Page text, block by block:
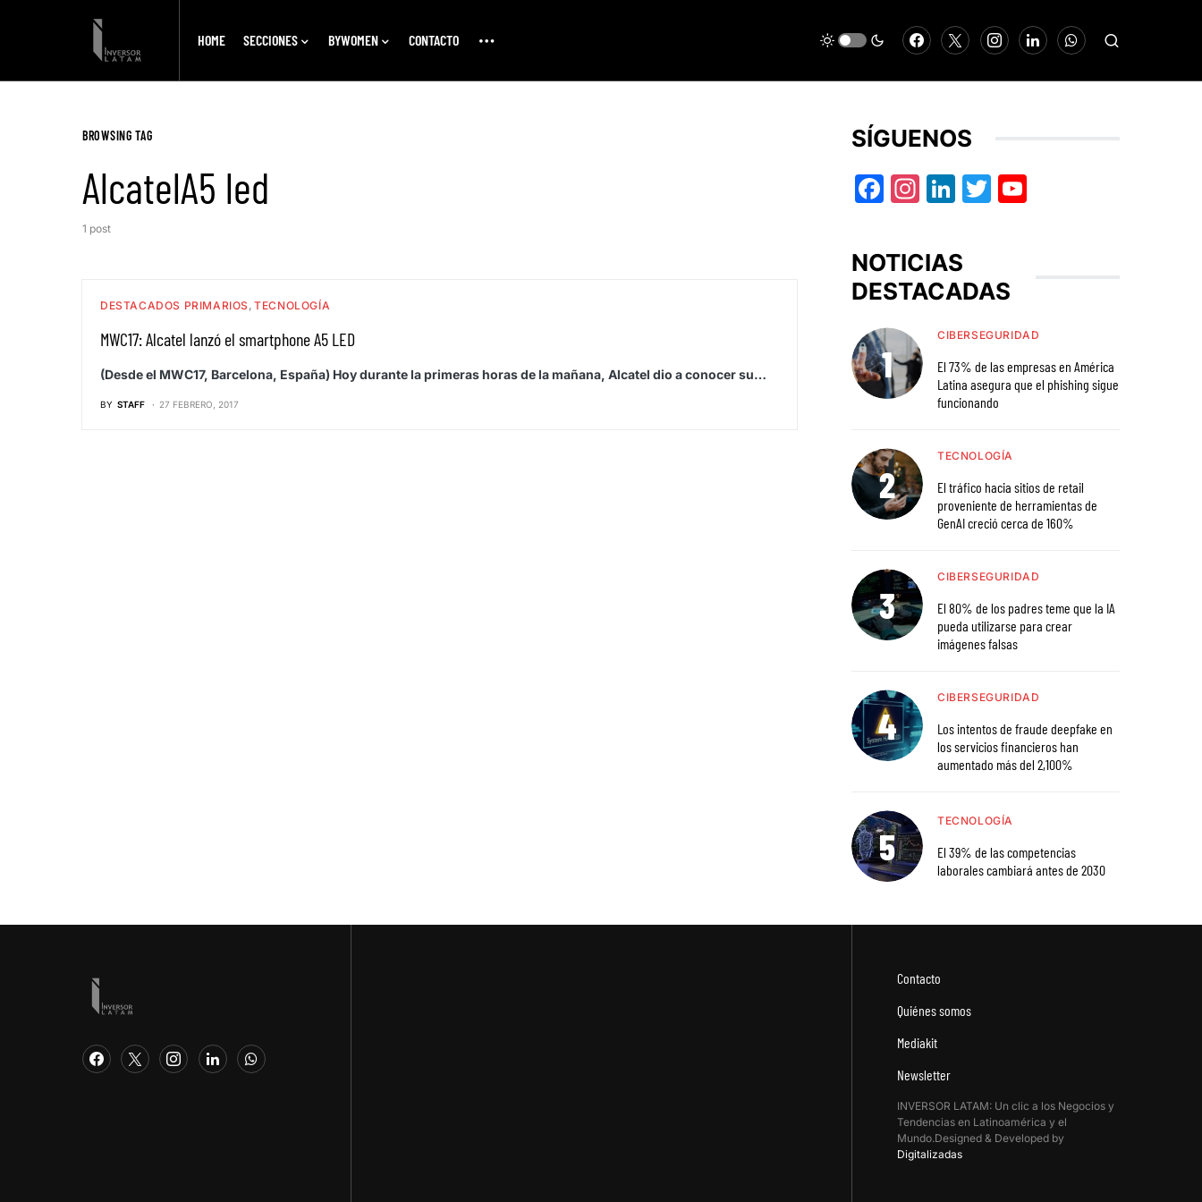
HOME SECCIONES BYWOMEN CONTACTO
BROWSING TAG
AlcatelA5 led
1 post
DESTACADOS PRIMARIOS TECNOLOGÍA
MWC17: Alcatel lanzó el smartphone A5 LED
(Desde el MWC17, Barcelona, España) Hoy durante la primeras horas de la mañana, Alcatel dio a conocer su…
BY STAFF 27 FEBRERO, 2017
SÍGUENOS
Facebook
Instagram
LinkedIn
Twitter
NOTICIAS
DESTACADAS
CIBERSEGURIDAD
El 73% de las empresas en América
Latina asegura que el phishing sigue
funcionando
TECNOLOGÍA
El tráfico hacia sitios de retail
proveniente de herramientas de
GenAI creció cerca de 160%
CIBERSEGURIDAD
El 80% de los padres teme que la IA
pueda utilizarse para crear
imágenes falsas
CIBERSEGURIDAD
Los intentos de fraude deepfake en
los servicios financieros han
aumentado más del 2,100%
TECNOLOGÍA
El 39% de las competencias
laborales cambiará antes de 2030
Contacto
Quiénes somos
Mediakit
Newsletter
INVERSOR LATAM: Un clic a los Negocios y
Tendencias en Latinoamérica y el
Mundo.Designed & Developed by
Digitalizadas